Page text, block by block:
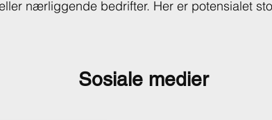
nærliggende bedrifter. Her er potensialet
Sosiale medier